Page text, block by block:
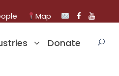
Map
Donate